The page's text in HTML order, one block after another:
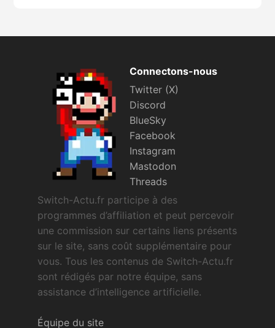
Connectons-nous
Twitter (X)
Discord
BlueSky
Facebook
Instagram
Mastodon
Threads
Switch-Actu.fr participe à des
programmes d’affiliation et peut percevoir
une commission sur certains liens présents
sur le site, sans coût supplémentaire pour
vous. Tous les contenus de Switch-Actu.fr
sont rédigés par notre équipe, sans
assistance d’intelligence artificielle.
Équipe du site